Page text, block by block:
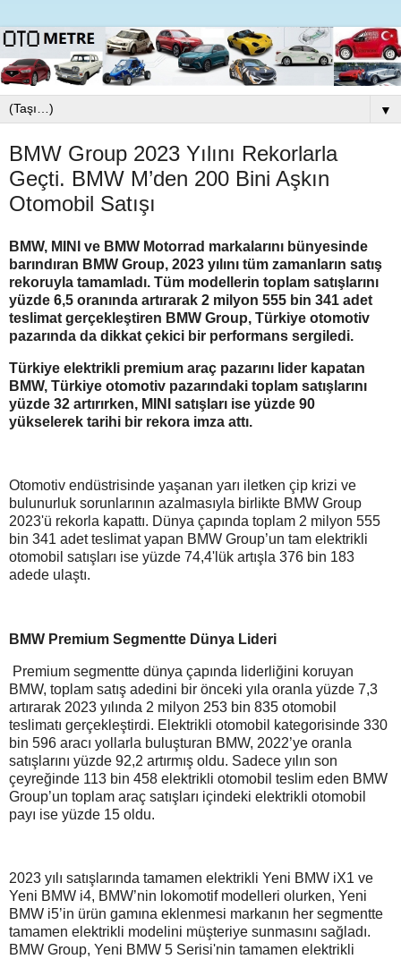
▼
BMW Group 2023 Yılını Rekorlarla
Geçti. BMW M’den 200 Bini Aşkın
Otomobil Satışı
BMW, MINI ve BMW Motorrad markalarını bünyesinde
barındıran BMW Group, 2023 yılını tüm zamanların satış
rekoruyla tamamladı. Tüm modellerin toplam satışlarını
yüzde 6,5 oranında artırarak 2 milyon 555 bin 341 adet
teslimat gerçekleştiren BMW Group, Türkiye otomotiv
pazarında da dikkat çekici bir performans sergiledi.
Türkiye elektrikli premium araç pazarını lider kapatan
BMW, Türkiye otomotiv pazarındaki toplam satışlarını
yüzde 32 artırırken, MINI satışları ise yüzde 90
yükselerek tarihi bir rekora imza attı.
Otomotiv endüstrisinde yaşanan yarı iletken çip krizi ve
bulunurluk sorunlarının azalmasıyla birlikte BMW Group
2023'ü rekorla kapattı. Dünya çapında toplam 2 milyon 555
bin 341 adet teslimat yapan BMW Group’un tam elektrikli
otomobil satışları ise yüzde 74,4'lük artışla 376 bin 183
adede ulaştı.
BMW Premium Segmentte Dünya Lideri
Premium segmentte dünya çapında liderliğini koruyan
BMW, toplam satış adedini bir önceki yıla oranla yüzde 7,3
artırarak 2023 yılında 2 milyon 253 bin 835 otomobil
teslimatı gerçekleştirdi. Elektrikli otomobil kategorisinde 330
bin 596 aracı yollarla buluşturan BMW, 2022’ye oranla
satışlarını yüzde 92,2 artırmış oldu. Sadece yılın son
çeyreğinde 113 bin 458 elektrikli otomobil teslim eden BMW
Group’un toplam araç satışları içindeki elektrikli otomobil
payı ise yüzde 15 oldu.
2023 yılı satışlarında tamamen elektrikli Yeni BMW iX1 ve
Yeni BMW i4, BMW’nin lokomotif modelleri olurken, Yeni
BMW i5’in ürün gamına eklenmesi markanın her segmentte
tamamen elektrikli modelini müşteriye sunmasını sağladı.
BMW Group, Yeni BMW 5 Serisi'nin tamamen elektrikli